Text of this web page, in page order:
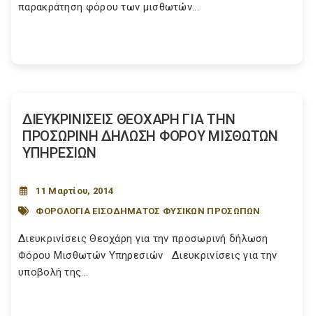
παρακράτηση φόρου των μισθωτών...
ΔΙΕΥΚΡΙΝΙΣΕΙΣ ΘΕΟΧΑΡΗ ΓΙΑ ΤΗΝ
ΠΡΟΣΩΡΙΝΗ ΔΗΛΩΣΗ ΦΟΡΟΥ ΜΙΣΘΩΤΩΝ
ΥΠΗΡΕΣΙΩΝ
11 Μαρτίου, 2014
ΦΟΡΟΛΟΓΙΑ ΕΙΣΟΔΗΜΑΤΟΣ ΦΥΣΙΚΩΝ ΠΡΟΣΩΠΩΝ
Διευκρινίσεις Θεοχάρη για την προσωρινή δήλωση
Φόρου Μισθωτών Υπηρεσιών Διευκρινίσεις για την
υποβολή της...